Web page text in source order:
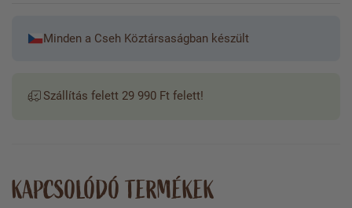
Minden a Cseh Köztársaságban készült
Szállítás felett 29 990 Ft felett!
KAPCSOLÓDÓ TERMÉKEK